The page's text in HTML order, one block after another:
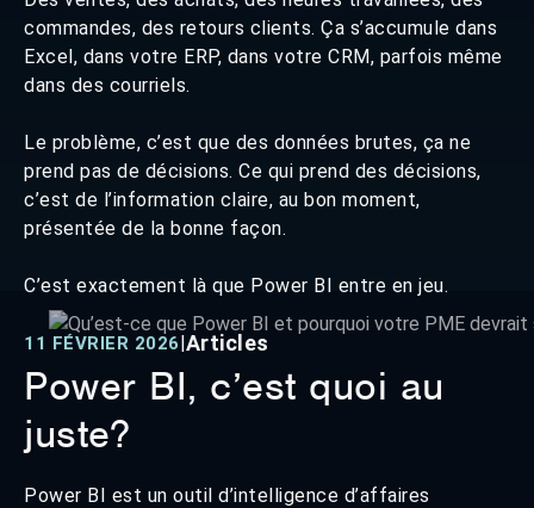
commandes, des retours clients. Ça s’accumule dans
Excel, dans votre ERP, dans votre CRM, parfois même
dans des courriels.
Le problème, c’est que des données brutes, ça ne
prend pas de décisions. Ce qui prend des décisions,
c’est de l’information claire, au bon moment,
présentée de la bonne façon.
C’est exactement là que Power BI entre en jeu.
11 FÉVRIER 2026|Articles
Power BI, c’est quoi au
juste?
Power BI est un outil d’intelligence d’affaires